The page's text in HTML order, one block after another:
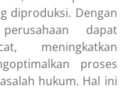
diproduksi. Dengan
dapat
meningkatkan
proses
hukum. Hal ini